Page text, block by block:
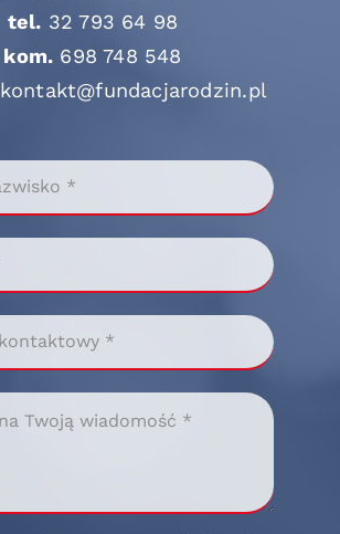
tel. 32 793 64 98
kom. 698 748 548
kontakt@fundacjarodzin.pl